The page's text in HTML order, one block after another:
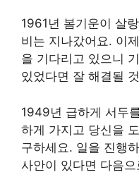
1961년 봄기운이 살
비는 지나갔어요. 이
을 기다리고 있으니
있었다면 잘 해결될
1949년 급하게 서두
하게 가지고 당신을
구하세요. 일을 진행
사안이 있다면 다음